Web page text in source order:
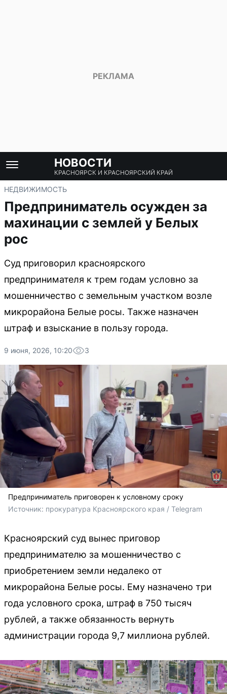
НОВОСТИ
КРАСНОЯРСК И КРАСНОЯРСКИЙ КРАЙ
НЕДВИЖИМОСТЬ
Предприниматель осужден за
махинации с землей у Белых
рос
Суд приговорил красноярского
предпринимателя к трем годам условно за
мошенничество с земельным участком возле
микрорайона Белые росы. Также назначен
штраф и взыскание в пользу города.
9 июня, 2026, 10:20 3
Предприниматель приговорен к условному сроку
Источник: прокуратура Красноярского края / Telegram
Красноярский суд вынес приговор
предпринимателю за мошенничество с
приобретением земли недалеко от
микрорайона Белые росы. Ему назначено три
года условного срока, штраф в 750 тысяч
рублей, а также обязанность вернуть
администрации города 9,7 миллиона рублей.